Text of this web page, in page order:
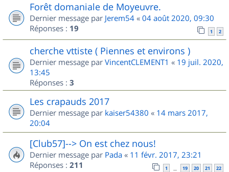
Forêt domaniale de Moyeuvre.
Dernier message par Jerem54 « 04 août 2020, 09:30
Réponses : 19 1 2
cherche vttiste ( Piennes et environs )
Dernier message par VincentCLEMENT1 « 19 juil. 2020,
13:45
Réponses : 3
Les crapauds 2017
Dernier message par kaiser54380 « 14 mars 2017,
20:04
[Club57]--> On est chez nous!
Dernier message par Pada « 11 févr. 2017, 23:21
Réponses : 211 1 … 19 20 21 22